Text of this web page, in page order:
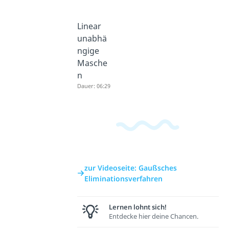
Linear
unabhä
ngige
Masche
n
Dauer: 06:29
zur Videoseite: Gaußsches
Eliminationsverfahren
Lernen lohnt sich!
Entdecke hier deine Chancen.